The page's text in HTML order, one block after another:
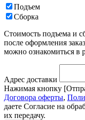
Подъем
Сборка
Стоимость подъема и
после оформления
можно ознакомиться в
Адрес доставки
Нажимая кнопку
Договора оферты,
даете Согласие на
их передачу.